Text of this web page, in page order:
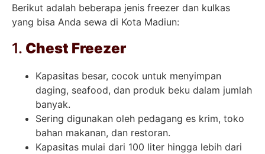
Berikut adalah beberapa jenis freezer dan kulkas
yang bisa Anda sewa di Kota Madiun:
1. Chest Freezer
Kapasitas besar, cocok untuk menyimpan
daging, seafood, dan produk beku dalam jumlah
banyak.
Sering digunakan oleh pedagang es krim, toko
bahan makanan, dan restoran.
Kapasitas mulai dari 100 liter hingga lebih dari